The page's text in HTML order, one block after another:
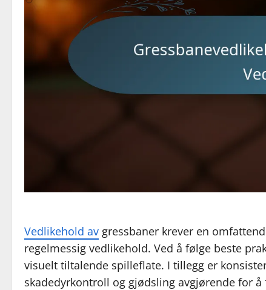
Vedlikehold av gressbaner krever en
regelmessig vedlikehold. Ved å følge beste
visuelt tiltalende spilleflate. I tillegg er
skadedyrkontroll og gjødsling avgjørende for